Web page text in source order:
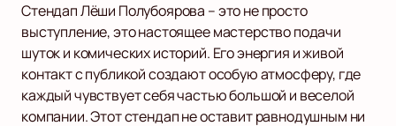
Стендап Лёши Полубоярова – это не просто
выступление, это настоящее мастерство подачи
шуток и комических историй. Его энергия и живой
контакт с публикой создают особую атмосферу, где
каждый чувствует себя частью большой и веселой
компании. Этот стендап не оставит равнодушным ни